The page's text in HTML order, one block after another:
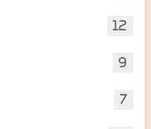
12
9
7